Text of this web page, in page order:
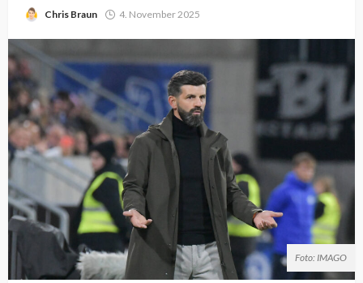
Chris Braun 4. November 2025
Foto: IMAGO